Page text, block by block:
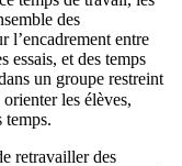
des
l’encadrement entre
essais, et des temps
un groupe restreint
les élèves,
temps.
retravailler des